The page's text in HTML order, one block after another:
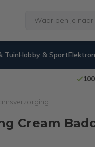
TuinHobby & Sport
Cream